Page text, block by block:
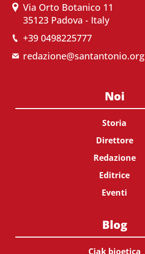
Via Orto Botanico 11
35123 Padova - Italy
+39 0498225777
redazione@santantonio.org
Noi
Storia
Direttore
Redazione
Editrice
Eventi
Blog
Ciak bioetica